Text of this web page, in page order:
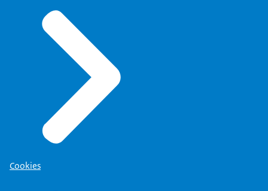
Cookies